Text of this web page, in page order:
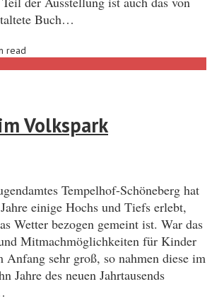
Buch…
read
Volkspark
Tempelhof-Schöneberg hat
einige Hochs und Tiefs erlebt,
Wetter bezogen gemeint ist. War das
Mitmachmöglichkeiten für Kinder
Anfang sehr groß, so nahmen diese im
Jahre des neuen Jahrtausends